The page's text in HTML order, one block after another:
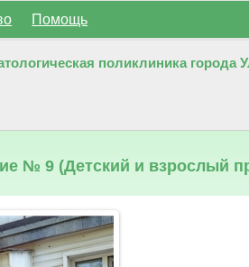
Помощь
поликлиника города
№ 9 (Детский и взрослый